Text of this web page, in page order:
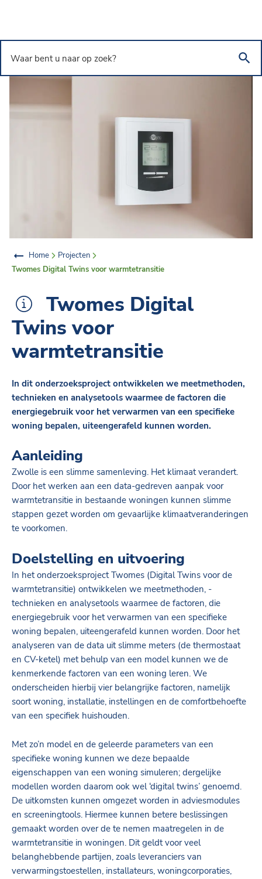
Home
Projecten
Twomes Digital Twins voor warmtetransitie
Twomes Digital
Twins voor
warmtetransitie
In dit onderzoeksproject ontwikkelen we meetmethoden,
technieken en analysetools waarmee de factoren die
energiegebruik voor het verwarmen van een specifieke
woning bepalen, uiteengerafeld kunnen worden.
Aanleiding
Zwolle is een slimme samenleving. Het klimaat verandert.
Door het werken aan een data-gedreven aanpak voor
warmtetransitie in bestaande woningen kunnen slimme
stappen gezet worden om gevaarlijke klimaatveranderingen
te voorkomen.
Doelstelling en uitvoering
In het onderzoeksproject Twomes (Digital Twins voor de
warmtetransitie) ontwikkelen we meetmethoden, -
technieken en analysetools waarmee de factoren, die
energiegebruik voor het verwarmen van een specifieke
woning bepalen, uiteengerafeld kunnen worden. Door het
analyseren van de data uit slimme meters (de thermostaat
en CV-ketel) met behulp van een model kunnen we de
kenmerkende factoren van een woning leren. We
onderscheiden hierbij vier belangrijke factoren, namelijk
soort woning, installatie, instellingen en de comfortbehoefte
van een specifiek huishouden.
Met zo’n model en de geleerde parameters van een
specifieke woning kunnen we deze bepaalde
eigenschappen van een woning simuleren; dergelijke
modellen worden daarom ook wel ‘digital twins’ genoemd.
De uitkomsten kunnen omgezet worden in adviesmodules
en screeningtools. Hiermee kunnen betere beslissingen
gemaakt worden over de te nemen maatregelen in de
warmtetransitie in woningen. Dit geldt voor veel
belanghebbende partijen, zoals leveranciers van
verwarmingstoestellen, installateurs, woningcorporaties,